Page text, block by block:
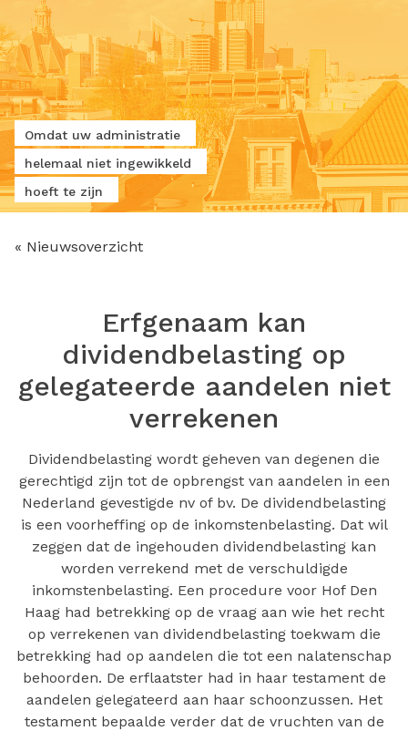
Omdat uw administratie
helemaal niet ingewikkeld
hoeft te zijn
« Nieuwsoverzicht
Erfgenaam kan
dividendbelasting op
gelegateerde aandelen niet
verrekenen
Dividendbelasting wordt geheven van degenen die
gerechtigd zijn tot de opbrengst van aandelen in een
Nederland gevestigde nv of bv. De dividendbelasting
is een voorheffing op de inkomstenbelasting. Dat wil
zeggen dat de ingehouden dividendbelasting kan
worden verrekend met de verschuldigde
inkomstenbelasting. Een procedure voor Hof Den
Haag had betrekking op de vraag aan wie het recht
op verrekenen van dividendbelasting toekwam die
betrekking had op aandelen die tot een nalatenschap
behoorden. De erflaatster had in haar testament de
aandelen gelegateerd aan haar schoonzussen. Het
testament bepaalde verder dat de vruchten van de